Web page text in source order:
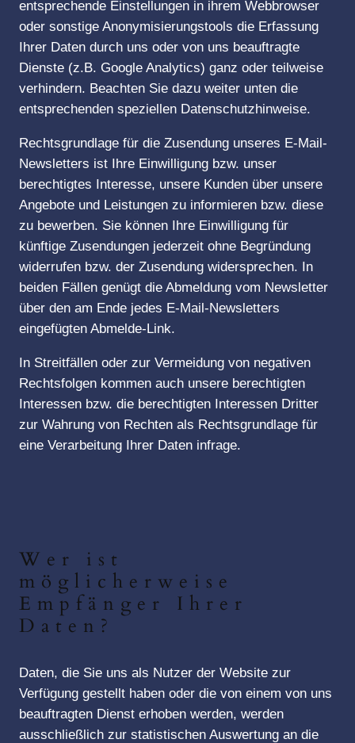
entsprechende Einstellungen in ihrem Webbrowser
oder sonstige Anonymisierungstools die Erfassung
Ihrer Daten durch uns oder von uns beauftragte
Dienste (z.B. Google Analytics) ganz oder teilweise
verhindern. Beachten Sie dazu weiter unten die
entsprechenden speziellen Datenschutzhinweise.
Rechtsgrundlage für die Zusendung unseres E-Mail-
Newsletters ist Ihre Einwilligung bzw. unser
berechtigtes Interesse, unsere Kunden über unsere
Angebote und Leistungen zu informieren bzw. diese
zu bewerben. Sie können Ihre Einwilligung für
künftige Zusendungen jederzeit ohne Begründung
widerrufen bzw. der Zusendung widersprechen. In
beiden Fällen genügt die Abmeldung vom Newsletter
über den am Ende jedes E-Mail-Newsletters
eingefügten Abmelde-Link.
In Streitfällen oder zur Vermeidung von negativen
Rechtsfolgen kommen auch unsere berechtigten
Interessen bzw. die berechtigten Interessen Dritter
zur Wahrung von Rechten als Rechtsgrundlage für
eine Verarbeitung Ihrer Daten infrage.
Wer ist
möglicherweise
Empfänger Ihrer
Daten?
Daten, die Sie uns als Nutzer der Website zur
Verfügung gestellt haben oder die von einem von uns
beauftragten Dienst erhoben werden, werden
ausschließlich zur statistischen Auswertung an die